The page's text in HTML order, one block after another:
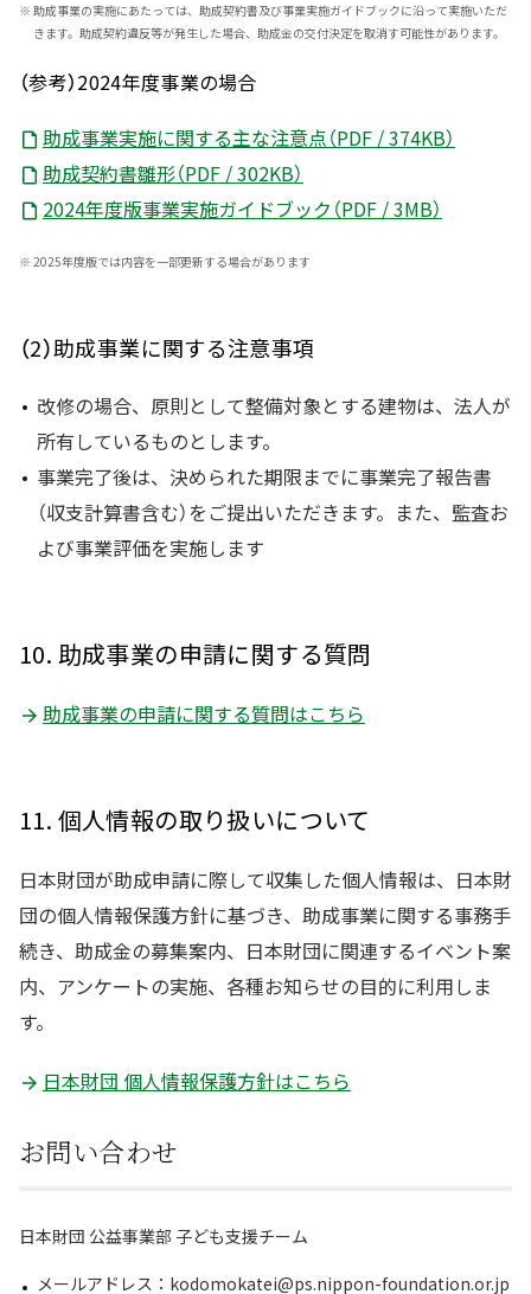
※ 助成事業の実施にあたっては、助成契約書及び事業実施ガイドブックに沿って実施いただ
きます。助成契約違反等が発生した場合、助成金の交付決定を取消す可能性があります。
（参考）2024年度事業の場合
助成事業実施に関する主な注意点（PDF / 374KB）
助成契約書雛形（PDF / 302KB）
2024年度版事業実施ガイドブック（PDF / 3MB）
※ 2025年度版では内容を一部更新する場合があります
（2）助成事業に関する注意事項
改修の場合、原則として整備対象とする建物は、法人が
所有しているものとします。
事業完了後は、決められた期限までに事業完了報告書
（収支計算書含む）をご提出いただきます。また、監査お
よび事業評価を実施します
10. 助成事業の申請に関する質問
助成事業の申請に関する質問はこちら
11. 個人情報の取り扱いについて
日本財団が助成申請に際して収集した個人情報は、日本財
団の個人情報保護方針に基づき、助成事業に関する事務手
続き、助成金の募集案内、日本財団に関連するイベント案
内、アンケートの実施、各種お知らせの目的に利用しま
す。
日本財団 個人情報保護方針はこちら
お問い合わせ
日本財団 公益事業部 子ども支援チーム
メールアドレス：kodomokatei@ps.nippon-foundation.or.jp